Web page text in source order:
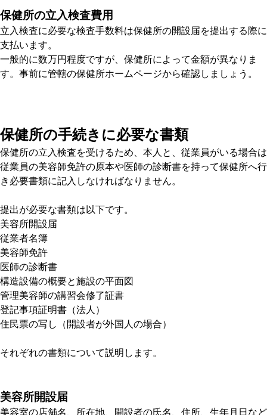
保健所の立入検査費用
立入検査に必要な検査手数料は保健所の開設届を提出する際に
支払います。
一般的に数万円程度ですが、保健所によって金額が異なりま
す。事前に管轄の保健所ホームページから確認しましょう。
保健所の手続きに必要な書類
保健所の立入検査を受けるため、本人と、従業員がいる場合は
従業員の美容師免許の原本や医師の診断書を持って保健所へ行
き必要書類に記入しなければなりません。
提出が必要な書類は以下です。
美容所開設届
従業者名簿
美容師免許
医師の診断書
構造設備の概要と施設の平面図
管理美容師の講習会修了証書
登記事項証明書（法人）
住民票の写し（開設者が外国人の場合）
それぞれの書類について説明します。
美容所開設届
美容室の店舗名、所在地、開設者の氏名、住所、生年月日など